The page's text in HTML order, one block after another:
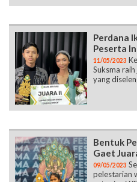
Perdana
Peserta
11/05/2023
Suksma
yang
Bentuk
Gaet
09/05/2023
pelestarian